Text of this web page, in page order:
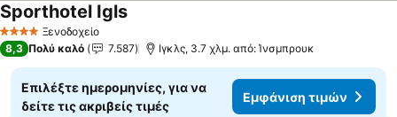
4 ΑστέριαΞενοδοχείο
Sporthotel Igls
8,3 Πολύ καλό 7.587 Ιγκλς, 3.7 χλμ. από: Ίνσμπρουκ
Επιλέξτε ημερομηνίες, για να
δείτε τις ακριβείς τιμές
Εμφάνιση τιμών